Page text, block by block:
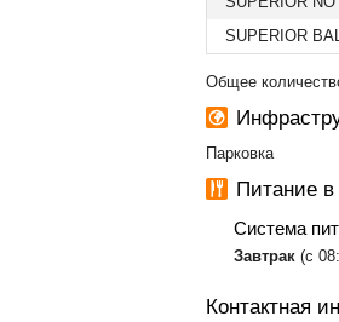
SUPERIOR
Общее
Парковка
Питание в
Система
​Завтрак(с
Контактная